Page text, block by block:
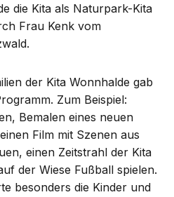
die Kita als Naturpark-Kita
Frau Kenk vom
der Kita Wonnhalde gab
Zum Beispiel:
Bemalen eines neuen
Film mit Szenen aus
einen Zeitstrahl der Kita
der Wiese Fußball spielen.
besonders die Kinder und